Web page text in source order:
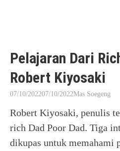
Pelajaran Dari
Robert Kiyosaki
07/10/202207/10/2022Mas Soegeng
Robert Kiyosaki, penulis
rich Dad Poor Dad. Tiga
dikupas untuk memahami